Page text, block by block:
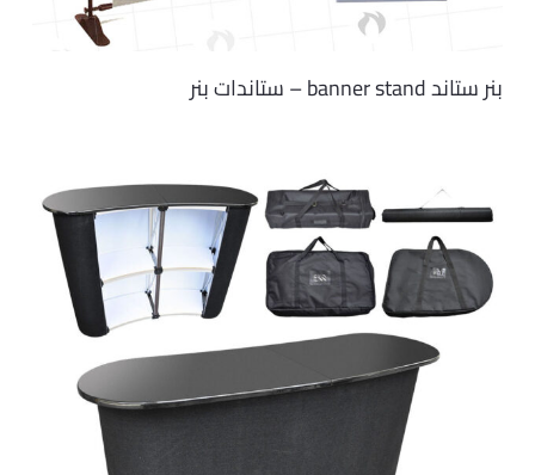
بنر ستاند banner stand – ستاندات بنر